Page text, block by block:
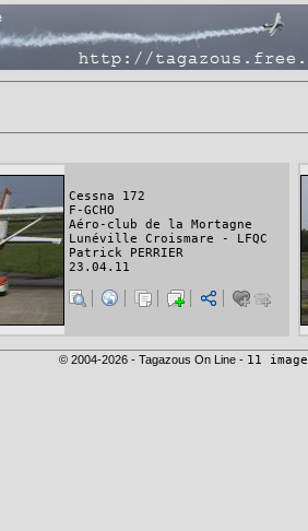
Cessna 172
F-GCHO
Aéro-club de la Mortagne
Lunéville Croismare - LFQC
Patrick PERRIER
23.04.11
© 2004-2026 - Tagazous On Line - 11